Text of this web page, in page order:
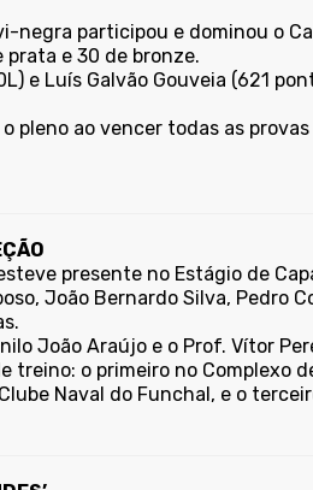
negra participou e dominou o
prata e 30 de bronze.
e Luís Galvão Gouveia (621
pleno ao vencer todas as
presente no Estágio de
João Bernardo Silva, Pedro
João Araújo e o Prof. Vítor
treino: o primeiro no Complexo
Naval do Funchal, e o